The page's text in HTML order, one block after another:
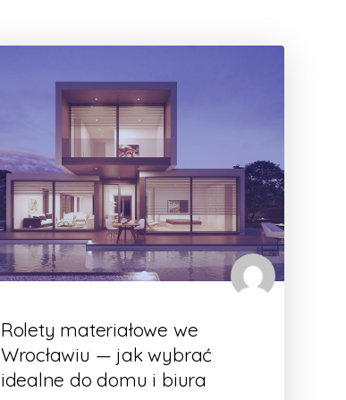
Rolety materiałowe we
Wrocławiu — jak wybrać
idealne do domu i biura